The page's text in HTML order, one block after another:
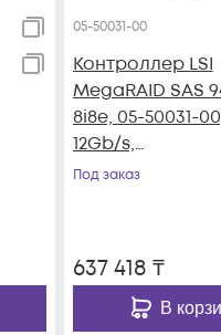
05-50031-00
Контроллер LSI
MegaRAID SAS
8i8e, 05-50031-
12Gb/s,
SAS/SATA/NVMe
Под заказ
637 418 ₸
В